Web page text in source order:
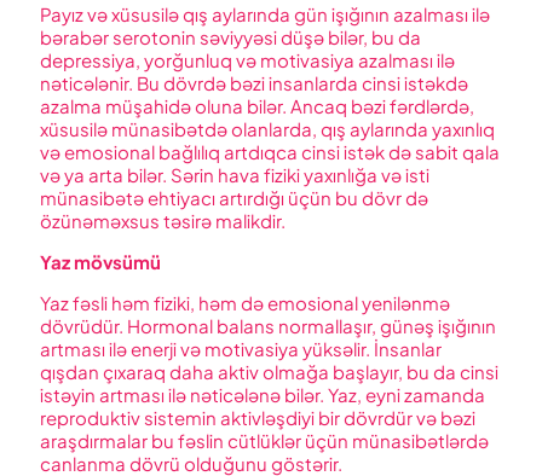
Payız və xüsusilə qış aylarında gün işığının azalması ilə
bərabər serotonin səviyyəsi düşə bilər, bu da
depressiya, yorğunluq və motivasiya azalması ilə
nəticələnir. Bu dövrdə bəzi insanlarda cinsi istəkdə
azalma müşahidə oluna bilər. Ancaq bəzi fərdlərdə,
xüsusilə münasibətdə olanlarda, qış aylarında yaxınlıq
və emosional bağlılıq artdıqca cinsi istək də sabit qala
və ya arta bilər. Sərin hava fiziki yaxınlığa və isti
münasibətə ehtiyacı artırdığı üçün bu dövr də
özünəməxsus təsirə malikdir.
Yaz mövsümü
Yaz fəsli həm fiziki, həm də emosional yenilənmə
dövrüdür. Hormonal balans normallaşır, günəş işığının
artması ilə enerji və motivasiya yüksəlir. İnsanlar
qışdan çıxaraq daha aktiv olmağa başlayır, bu da cinsi
istəyin artması ilə nəticələnə bilər. Yaz, eyni zamanda
reproduktiv sistemin aktivləşdiyi bir dövrdür və bəzi
araşdırmalar bu fəslin cütlüklər üçün münasibətlərdə
canlanma dövrü olduğunu göstərir.